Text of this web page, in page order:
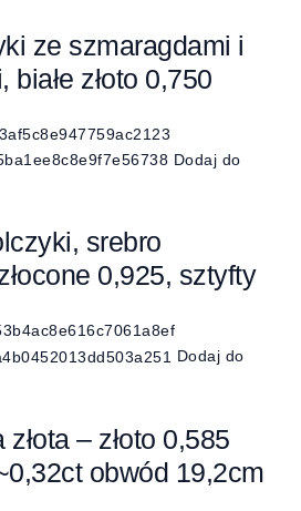
ze szmaragdami i
białe złoto 0,750
Dodaj do
srebro
0,925, sztyfty
Dodaj do
– złoto 0,585
obwód 19,2cm